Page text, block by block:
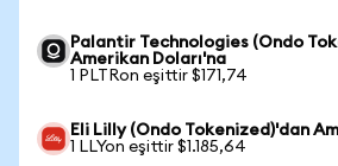
Palantir Technologies (Ondo
Amerikan Doları'na
1 PLTRon eşittir $171,74
Eli Lilly (Ondo Tokenized)'dan
1 LLYon eşittir $1.185,64